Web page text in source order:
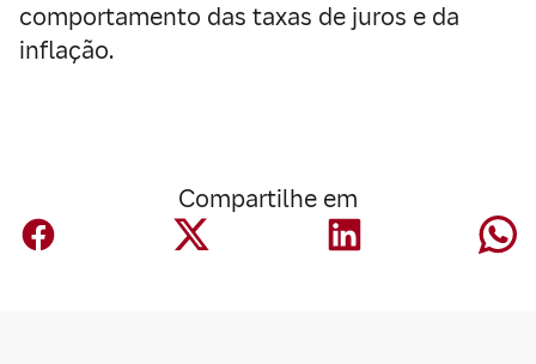
comportamento das taxas de juros e da
inflação.
Compartilhe em